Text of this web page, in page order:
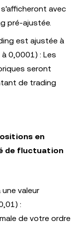
avec
pré-ajustée.
est ajustée à
0,0001) : Les
seront
de trading
en
de fluctuation
valeur
:
de votre ordre